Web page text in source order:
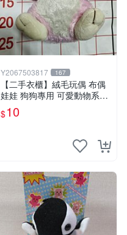
Y2067503817 167
【二手衣櫃】絨毛玩偶 布偶
娃娃 狗狗專用 可愛動物系列
耐咬耐磨玩具 玩偶 粉紅熊寵
物玩具 1120929
$10